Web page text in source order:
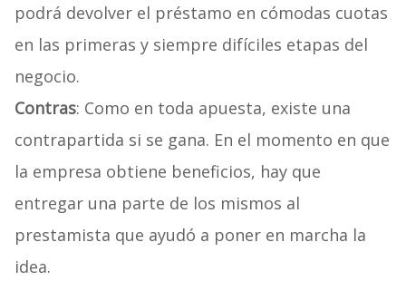
podrá devolver el préstamo en cómodas cuotas
en las primeras y siempre difíciles etapas del
negocio.
Contras: Como en toda apuesta, existe una
contrapartida si se gana. En el momento en que
la empresa obtiene beneficios, hay que
entregar una parte de los mismos al
prestamista que ayudó a poner en marcha la
idea.